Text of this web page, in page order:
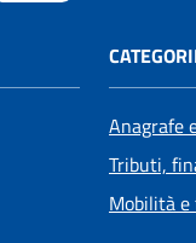
Anagrafe
Tributi,
Mobilità